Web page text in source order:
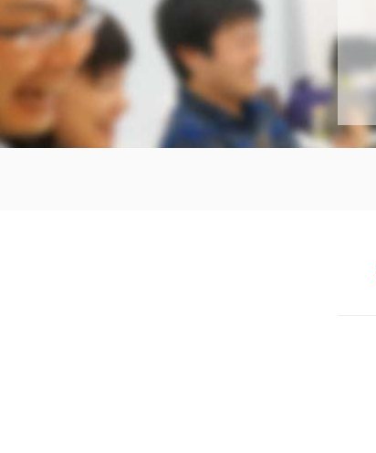
へ
ス
キ
ッ
プ